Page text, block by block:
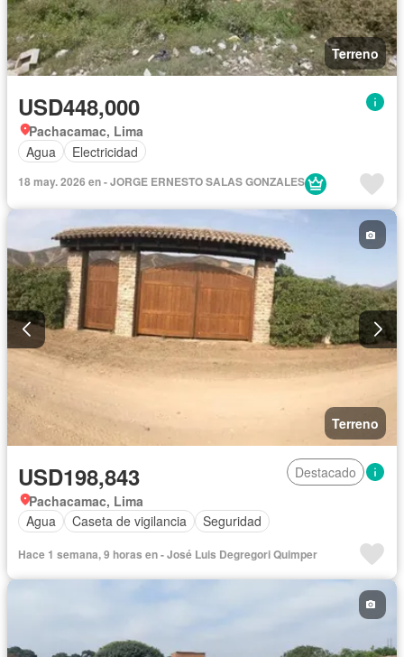
Terreno
USD448,000
Pachacamac, Lima
Agua
Electricidad
18 may. 2026 en - JORGE ERNESTO SALAS GONZALES
Terreno
USD198,843
Destacado
Pachacamac, Lima
Agua
Caseta de vigilancia Seguridad
Hace 1 semana, 9 horas en - José Luis Degregori Quimper